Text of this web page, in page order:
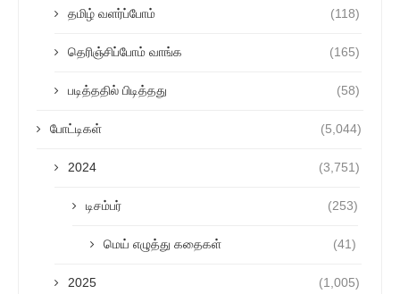
தமிழ் வளர்ப்போம் (118)
தெரிஞ்சிப்போம் வாங்க (165)
படித்ததில் பிடித்தது (58)
போட்டிகள் (5,044)
2024 (3,751)
டிசம்பர் (253)
மெய் எழுத்து கதைகள் (41)
2025 (1,005)